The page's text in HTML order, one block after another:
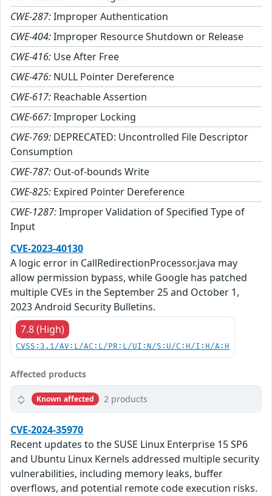
CWE-287:Improper Authentication
CWE-404:Improper Resource Shutdown or Release
CWE-416: Use After Free
CWE-476: NULL Pointer Dereference
CWE-617: Reachable Assertion
CWE-667:Improper Locking
CWE-769: DEPRECATED: Uncontrolled File Descriptor
Consumption
CWE-787: Out-of-bounds Write
CWE-825: Expired Pointer Dereference
CWE-1287:Improper Validation of Specified Type of
Input
CVE-2023-40130
A logic error in CallRedirectionProcessor.java may
allow permission bypass, while Google has patched
multiple CVEs in the September 25 and October 1,
2023 Android Security Bulletins.
7.8 (High)
CVSS:3.1/AV:L/AC:L/PR:L/UI:N/S:U/C:H/I:H/A:H
Affected products
Known affected 2 products
CVE-2024-35970
Recent updates to the SUSE Linux Enterprise 15 SP6
and Ubuntu Linux Kernels addressed multiple security
vulnerabilities, including memory leaks, buffer
overflows, and potential remote code execution risks.